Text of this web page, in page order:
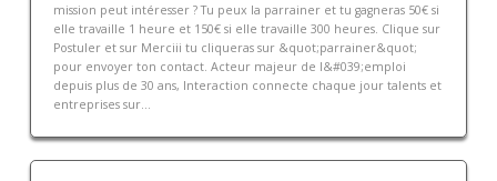
mission peut intéresser ? Tu peux la parrainer et tu gagneras 50€ si
elle travaille 1 heure et 150€ si elle travaille 300 heures. Clique sur
Postuler et sur Merciii tu cliqueras sur &quot;parrainer&quot;
pour envoyer ton contact. Acteur majeur de l&#039;emploi
depuis plus de 30 ans, Interaction connecte chaque jour talents et
entreprises sur...